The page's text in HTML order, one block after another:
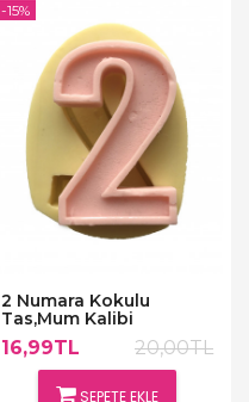
2 Numara Kokulu
Tas,Mum Kalibi
16,99TL 20,00TL
SEPETE EKLE
-15%